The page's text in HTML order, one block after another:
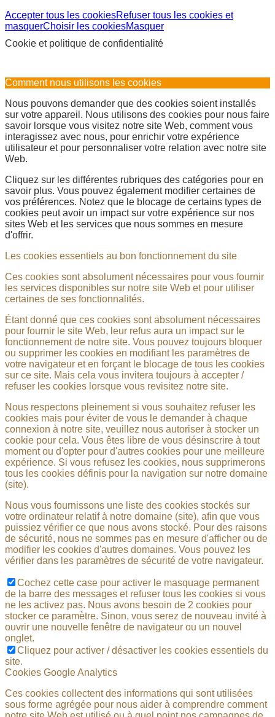
Accepter tous les cookiesRefuser tous les cookies et
masquerChoisir les cookiesMasquer
Cookie et politique de confidentialité
Comment nous utilisons les cookies
Nous pouvons demander que des cookies soient installés
sur votre appareil. Nous utilisons des cookies pour nous faire
savoir lorsque vous visitez notre site Web, comment vous
interagissez avec nous, pour enrichir votre expérience
utilisateur et pour personnaliser votre relation avec notre site
Web.
Cliquez sur les différentes rubriques des catégories pour en
savoir plus. Vous pouvez également modifier certaines de
vos préférences. Notez que le blocage de certains types de
cookies peut avoir un impact sur votre expérience sur nos
sites Web et les services que nous sommes en mesure
d'offrir.
Les cookies essentiels au bon fonctionnement du site
Ces cookies sont absolument nécessaires pour vous fournir
les services disponibles sur notre site Web et pour utiliser
certaines de ses fonctionnalités.
Étant donné que ces cookies sont absolument nécessaires
pour fournir le site Web, leur refus aura un impact sur le
fonctionnement de notre site. Vous pouvez toujours bloquer
ou supprimer les cookies en modifiant les paramètres de
votre navigateur et en forçant le blocage de tous les cookies
sur ce site. Mais cela vous invitera toujours à accepter /
refuser les cookies lorsque vous revisitez notre site.
Nous respectons pleinement si vous souhaitez refuser les
cookies mais pour éviter de vous le demander à chaque
connexion à notre site, veuillez nous autoriser à stocker un
cookie pour cela. Vous êtes libre de vous désinscrire à tout
moment ou d'opter pour d'autres cookies pour une meilleure
expérience. Si vous refusez les cookies, nous supprimerons
tous les cookies définis pour la navigation sur notre domaine
(site).
Nous vous fournissons une liste des cookies stockés sur
votre ordinateur relatif à notre domaine (site), afin que vous
puissiez vérifier ce que nous avons stocké. Pour des raisons
de sécurité, nous ne sommes pas en mesure d'afficher ou de
modifier les cookies d'autres domaines. Vous pouvez les
vérifier dans les paramètres de sécurité de votre navigateur.
Cochez cette case pour activer le masquage permanent
de la barre des messages et refuser tous les cookies si vous
ne les activez pas. Nous avons besoin de 2 cookies pour
stocker ce paramètre. Sinon, vous serez de nouveau invité à
ouvrir une nouvelle fenêtre de navigateur ou un nouvel
onglet.
Cliquez pour activer / désactiver les cookies essentiels du
site.
Cookies Google Analytics
Ces cookies collectent des informations qui sont utilisées
sous forme agrégée pour nous aider à comprendre comment